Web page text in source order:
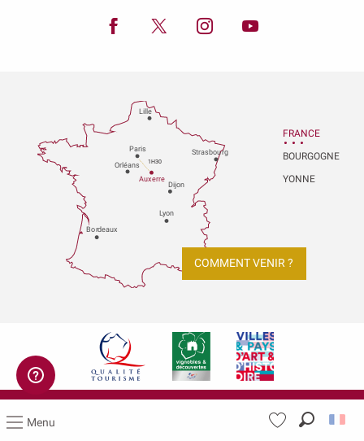
Menu
Paris
Dijon
Orléans
Bordeaux
Lyon
Auxerre
Strasbourg
Lille
1H30
FRANCE
BOURGOGNE
YONNE
COMMENT VENIR ?